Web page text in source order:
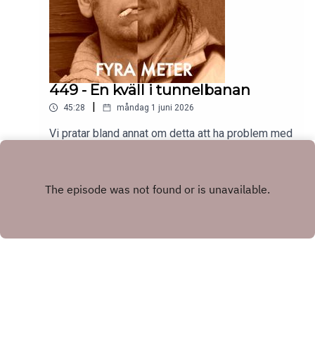
449 - En kväll i tunnelbanan
45:28 | måndag 1 juni 2026
Vi pratar bland annat om detta att ha problem med
Mycket nöje!A och Fps patreon.com/fyramter